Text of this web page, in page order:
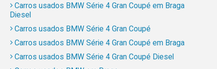
Carros usados BMW Série 4 Gran Coupé em Braga
Diesel
Carros usados BMW Série 4 Gran Coupé
Carros usados BMW Série 4 Gran Coupé em Braga
Carros usados BMW Série 4 Gran Coupé Diesel